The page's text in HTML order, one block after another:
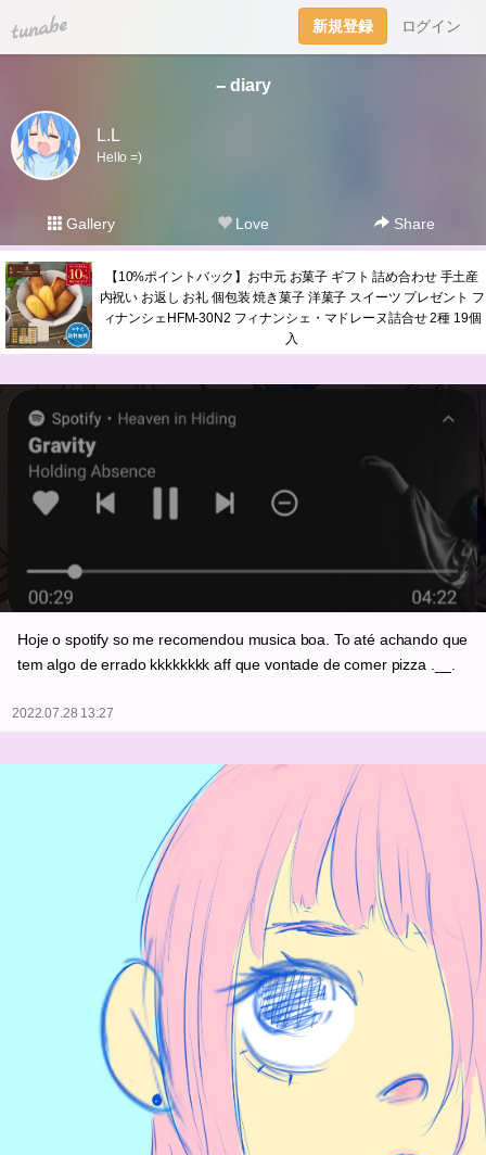
tuna.be 新規登録 ログイン
-- diary
L.L
Hello =)
Gallery Love Share
【10%ポイントバック】お中元 お菓子 ギフト 詰め合わせ 手土産
内祝い お返し お礼 個包装 焼き菓子 洋菓子 スイーツ プレゼント フ
ィナンシェHFM-30N2 フィナンシェ・マドレーヌ詰合せ 2種 19個
入
Hoje o spotify so me recomendou musica boa. To até achando que
tem algo de errado kkkkkkkk aff que vontade de comer pizza .__.
2022.07.28 13:27